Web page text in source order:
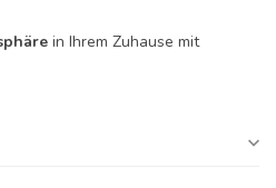
in Ihrem Zuhause mit